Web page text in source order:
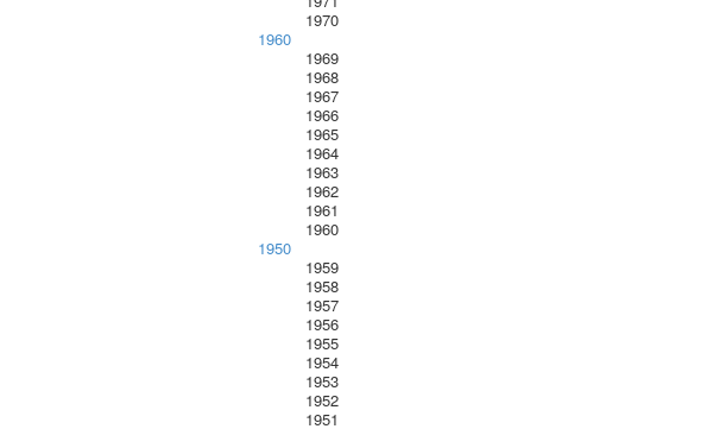
1970
1960
1969
1968
1967
1966
1965
1964
1963
1962
1961
1960
1950
1959
1958
1957
1956
1955
1954
1953
1952
1951